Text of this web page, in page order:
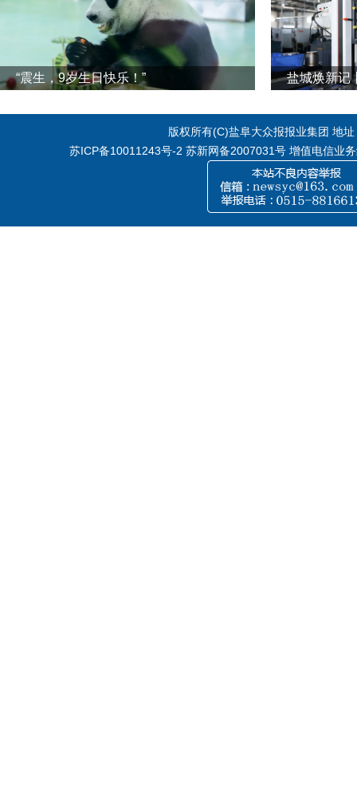
“震生，9岁生日快乐！”
版权所有(C)盐阜大众报报业集团 地
苏ICP备10011243号-2 苏新网备2007031号 增值电信业